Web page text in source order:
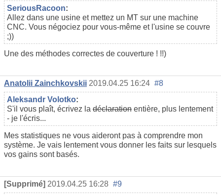
SeriousRacoon:
Allez dans une usine et mettez un MT sur une machine
CNC. Vous négociez pour vous-même et l'usine se couvre
;))
Une des méthodes correctes de couverture ! !!)
Anatolii Zainchkovskii 2019.04.25 16:24 #8
Aleksandr Volotko:
S'il vous plaît, écrivez la déclaration entière, plus lentement
- je l'écris...
Mes statistiques ne vous aideront pas à comprendre mon
système. Je vais lentement vous donner les faits sur lesquels
vos gains sont basés.
[Supprimé] 2019.04.25 16:28 #9